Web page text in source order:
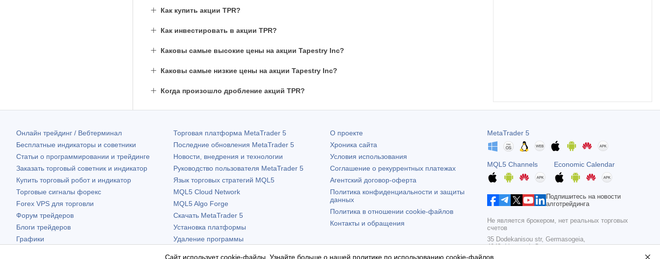
Как купить акции TPR?
Как инвестировать в акции TPR?
Каковы самые высокие цены на акции Tapestry Inc?
Каковы самые низкие цены на акции Tapestry Inc?
Когда произошло дробление акций TPR?
Онлайн трейдинг / Вебтерминал
Бесплатные индикаторы и советники
Статьи о программировании и трейдинге
Заказать торговый советник и индикатор
Купить торговый робот и индикатор
Торговые сигналы форекс
Forex VPS для торговли
Форум трейдеров
Блоги трейдеров
Графики
Торговая платформа MetaTrader 5
Последние обновления MetaTrader 5
Новости, внедрения и технологии
Руководство пользователя MetaTrader 5
Язык торговых стратегий MQL5
MQL5 Cloud Network
MQL5 Algo Forge
Скачать MetaTrader 5
Установка платформы
Удаление программы
О проекте
Хроника сайта
Условия использования
Соглашение о рекуррентных платежах
Агентский договор-оферта
Политика конфиденциальности и защиты
данных
Политика в отношении cookie-файлов
Контакты и обращения
MetaTrader 5
MQL5 Channels Economic Calendar
Подпишитесь на новости
алготрейдинга
Не является брокером, нет реальных торговых
счетов
35 Dodekanisou str, Germasogeia,
4043, Limassol, Cyprus
Сайт использует cookie-файлы. Узнайте больше о нашей политике по использованию cookie-файлов.